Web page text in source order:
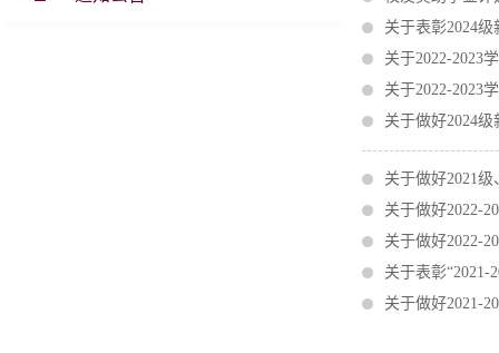
关于表彰2024
关于2022-2023
关于2022-2023
关于做好2024
关于做好2021
关于做好2022-
关于做好2022-
关于表彰“2021-
关于做好2021-